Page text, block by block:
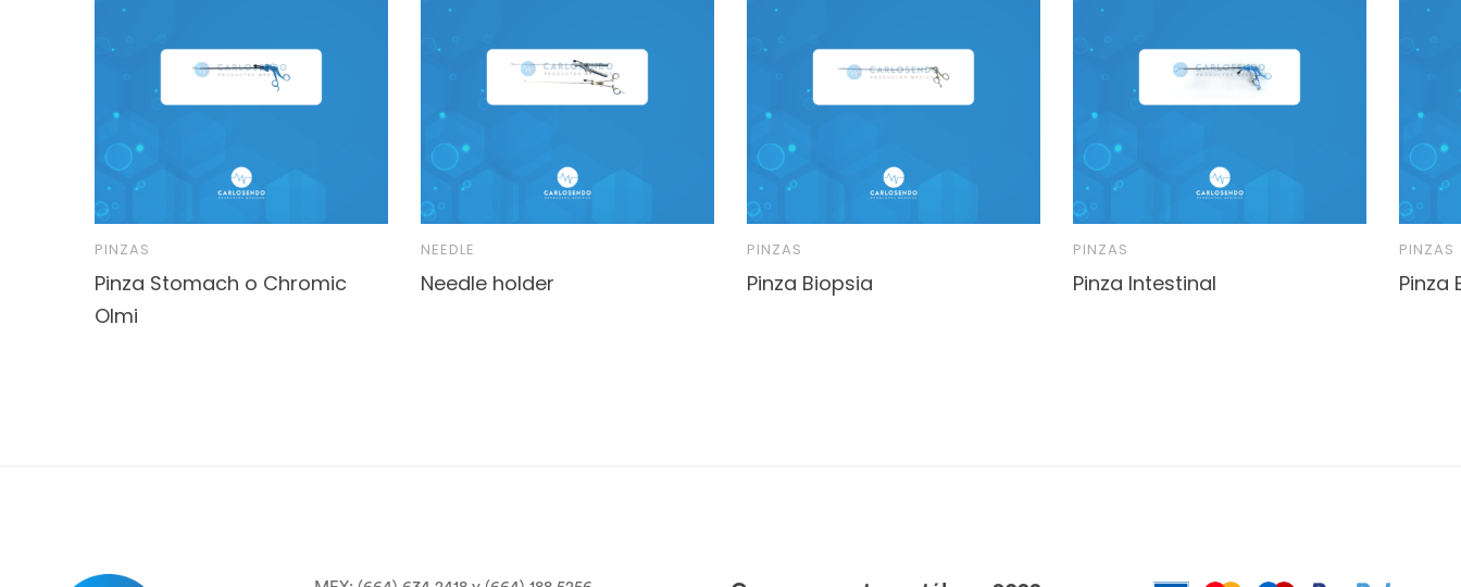
PINZAS
Pinza Stomach o Chromic
Olmi
NEEDLE
Needle holder
PINZAS
Pinza Biopsia
PINZAS
Pinza Intestinal
PINZAS
Pinza